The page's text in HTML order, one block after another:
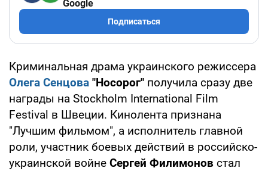
Google
Подписаться
Криминальная драма украинского режиссера
Олега Сенцова "Носорог" получила сразу две
награды на Stockholm International Film
Festival в Швеции. Кинолента признана
"Лучшим фильмом", а исполнитель главной
роли, участник боевых действий в российско-
украинской войне Сергей Филимонов стал